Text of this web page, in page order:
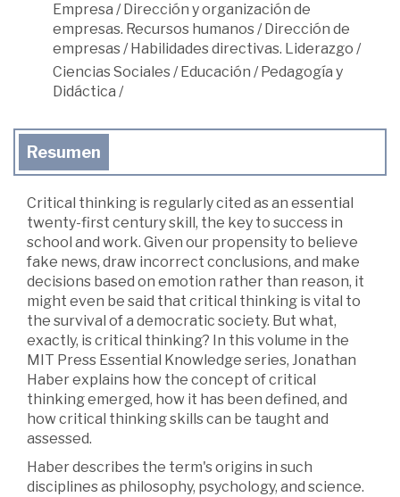
Empresa / Dirección y organización de
empresas. Recursos humanos/ Dirección de
empresas/ Habilidades directivas. Liderazgo /
Ciencias Sociales/ Educación / Pedagogía y
Didáctica /
Resumen
Critical thinking is regularly cited as an essential
twenty-first century skill, the key to success in
school and work. Given our propensity to believe
fake news, draw incorrect conclusions, and make
decisions based on emotion rather than reason, it
might even be said that critical thinking is vital to
the survival of a democratic society. But what,
exactly, is critical thinking? In this volume in the
MIT Press Essential Knowledge series, Jonathan
Haber explains how the concept of critical
thinking emerged, how it has been defined, and
how critical thinking skills can be taught and
assessed.
Haber describes the term's origins in such
disciplines as philosophy, psychology, and science.